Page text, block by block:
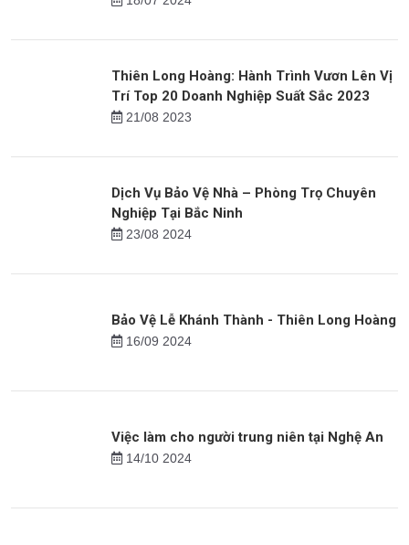
Thiên Long Hoàng: Hành Trình Vươn Lên Vị
Trí Top 20 Doanh Nghiệp Suất Sắc 2023
21/08 2023
Dịch Vụ Bảo Vệ Nhà – Phòng Trọ Chuyên
Nghiệp Tại Bắc Ninh
23/08 2024
Bảo Vệ Lễ Khánh Thành - Thiên Long Hoàng
16/09 2024
Việc làm cho người trung niên tại Nghệ An
14/10 2024